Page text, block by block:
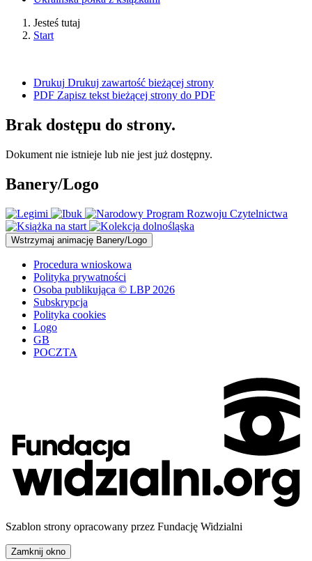
Jesteś tutaj
Start
Drukuj Drukuj zawartość bieżącej strony
PDF Zapisz tekst bieżącej strony do PDF
Brak dostępu do strony.
Dokument nie istnieje lub nie jest już dostępny.
Banery/Logo
Wstrzymaj animację Banery/Logo
Procedura wnioskowa
Polityka prywatności
Osoba publikująca © LBP 2026
Subskrypcja
Polityka cookies
Logo
GB
POCZTA
Szablon strony opracowany przez Fundację Widzialni
Zamknij okno